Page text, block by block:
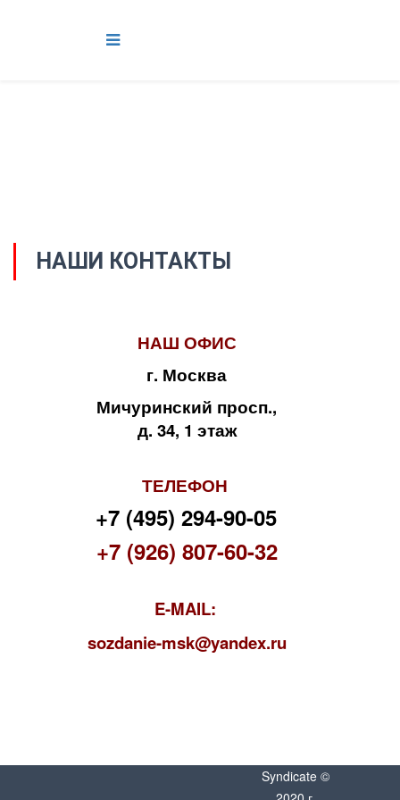
НАШИ КОНТАКТЫ
НАШ ОФИС
г. Москва
Мичуринский просп.,
д. 34, 1 этаж
ТЕЛЕФОН
+7 (495) 294-90-05
+7 (926) 807-60-32
E-MAIL:
sozdanie-msk@yandex.ru
Syndicate ©